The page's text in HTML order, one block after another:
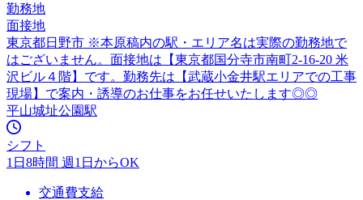
勤務地
面接地
東京都日野市 ※本原稿内の駅・エリア名は実際の勤務地で
はございません。面接地は【東京都国分寺市南町2-16-20 米
沢ビル４階】です。勤務先は【武蔵小金井駅エリアでの工事
現場】で案内・誘導のお仕事をお任せいたします◎◎
平山城址公園駅
シフト
1日8時間 週1日からOK
交通費支給